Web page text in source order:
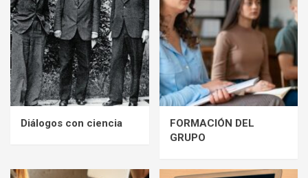
Diálogos con ciencia
FORMACIÓN DEL
GRUPO